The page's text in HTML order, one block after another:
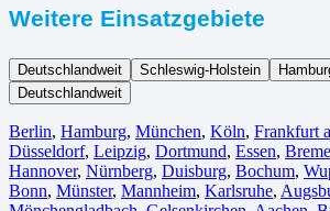
Weitere Einsatzgebiete
Deutschlandweit Schleswig-Holstein
Deutschlandweit
Berlin⁠, Hamburg, München, Köln⁠, Frankfurt
Düsseldorf, Leipzig, Dortmund, Essen,
Hannover, Nürnberg, Duisburg⁠, Bochum,
Bonn⁠, Münster⁠, Mannheim, Karlsruhe,